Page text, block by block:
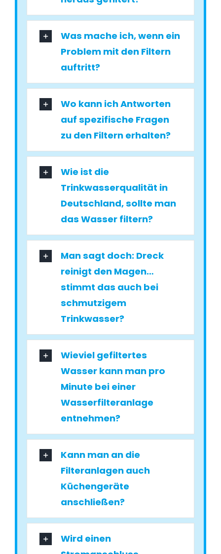
Was mache ich, wenn ein
Problem mit den Filtern
auftritt?
Wo kann ich Antworten
auf spezifische Fragen
zu den Filtern erhalten?
Wie ist die
Trinkwasserqualität in
Deutschland, sollte man
das Wasser filtern?
Man sagt doch: Dreck
reinigt den Magen…
stimmt das auch bei
schmutzigem
Trinkwasser?
Wieviel gefiltertes
Wasser kann man pro
Minute bei einer
Wasserfilteranlage
entnehmen?
Kann man an die
Filteranlagen auch
Küchengeräte
anschließen?
Wird einen